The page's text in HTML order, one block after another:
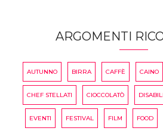
ARGOMENTI
AUTUNNO BIRRA CAFFÈ CAINO
CHEF STELLATI CIOCCOLATÒ
EVENTI FESTIVAL FILM FOOD